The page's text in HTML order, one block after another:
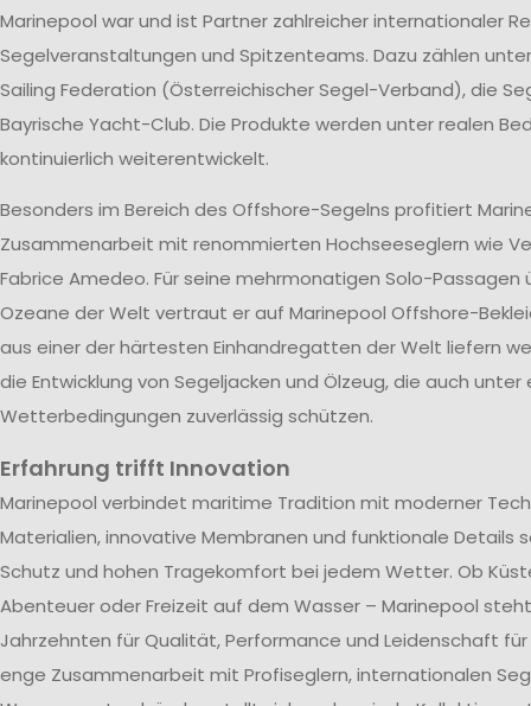
Marinepool war und ist Partner zahlreicher internationaler
Segelveranstaltungen und Spitzenteams. Dazu zählen
Sailing Federation (Österreichischer Segel-Verband), die
Bayrische Yacht-Club. Die Produkte werden unter realen
kontinuierlich weiterentwickelt.
Besonders im Bereich des Offshore-Segelns profitiert
Zusammenarbeit mit renommierten Hochseeseglern wie
Fabrice Amedeo. Für seine mehrmonatigen Solo-
Ozeane der Welt vertraut er auf Marinepool Offshore-
aus einer der härtesten Einhandregatten der Welt liefern
die Entwicklung von Segeljacken und Ölzeug, die auch
Wetterbedingungen zuverlässig schützen.
Erfahrung trifft Innovation
Marinepool verbindet maritime Tradition mit moderner
Materialien, innovative Membranen und funktionale Details
Schutz und hohen Tragekomfort bei jedem Wetter. Ob
Abenteuer oder Freizeit auf dem Wasser – Marinepool
Jahrzehnten für Qualität, Performance und Leidenschaft
enge Zusammenarbeit mit Profiseglern, internationalen